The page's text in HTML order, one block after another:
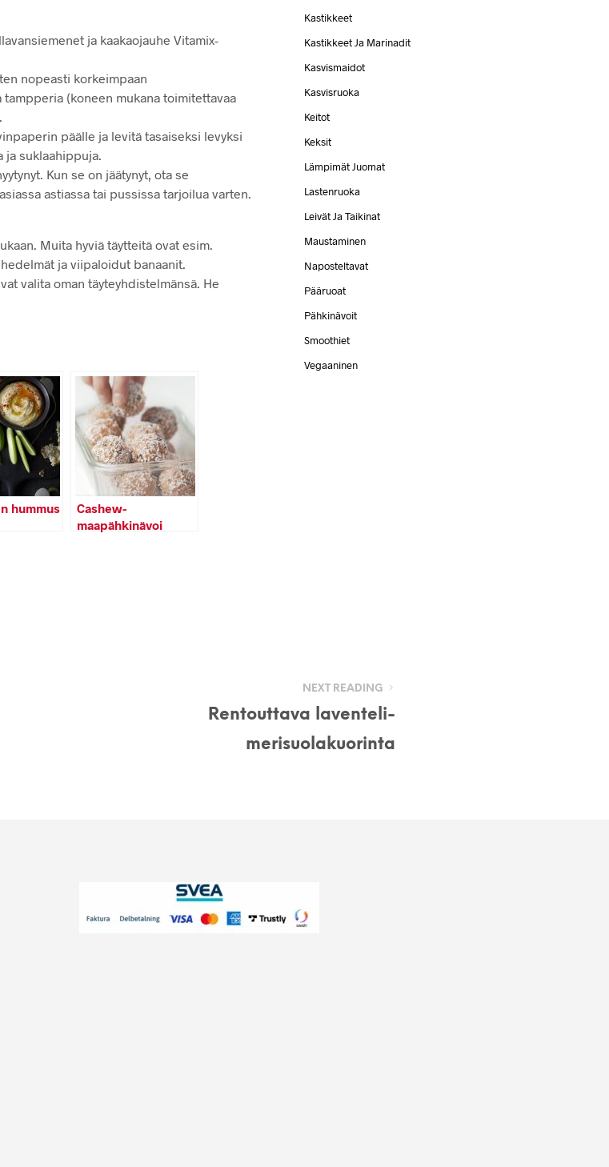
ja kaakaojauhe Vitamix-
nopeasti korkeimpaan
(koneen mukana toimitettavaa
päälle ja levitä tasaiseksi levyksi
ja suklaahippuja.
Kun se on jäätynyt, ota se
astiassa tai pussissa tarjoilua varten.
Muita hyviä täytteitä ovat esim.
ja viipaloidut banaanit.
valita oman täyteyhdistelmänsä. He
hummus
Cashew-
maapähkinävoi
Kastikkeet
Kastikkeet Ja Marinadit
Kasvismaidot
Kasvisruoka
Keitot
Keksit
Lämpimät Juomat
Lastenruoka
Leivät Ja Taikinat
Maustaminen
Naposteltavat
Pääruoat
Pähkinävoit
Smoothiet
Vegaaninen
NEXT READING
Rentouttava laventeli-
merisuolakuorinta